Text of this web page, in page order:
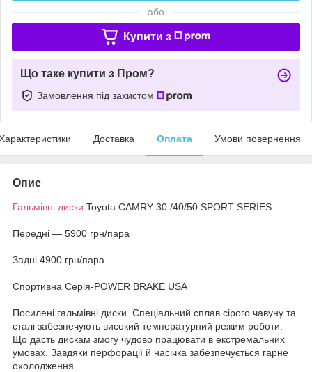
або
Купити з
Що таке купити з Пром?
Замовлення під захистом
Доставка Оплата Умови повернення
Опис
Гальмівні диски Toyota CAMRY 30 /40/50 SPORT SERIES
Передні — 5900 грн/пара
Задні 4900 грн/пара
Спортивна Серія-POWER BRAKE USA
Посилені гальмівні диски. Спеціальний сплав сірого чавуну та
сталі забезпечують високий температурний режим роботи.
Що дасть дискам змогу чудово працювати в екстремальних
умовах. Завдяки перфорації й насічка забезпечується гарне
охолодження.